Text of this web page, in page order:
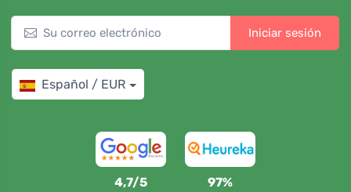
Iniciar sesión
Español / EUR
4,7/5 97%